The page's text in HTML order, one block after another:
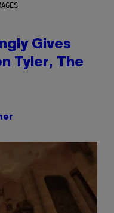
Gives
Tyler, The